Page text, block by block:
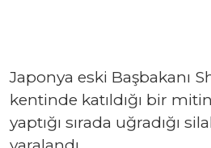
Japonya eski Başbakanı
kentinde katıldığı bir
yaptığı sırada uğradığı